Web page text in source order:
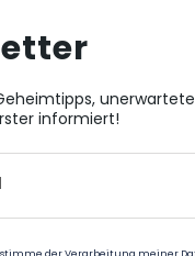
informiert!